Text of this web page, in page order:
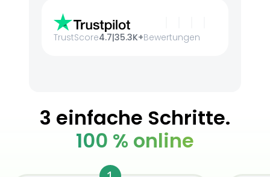
TrustScore4.7|35.3K+Bewertungen
3 einfache Schritte.
100 % online